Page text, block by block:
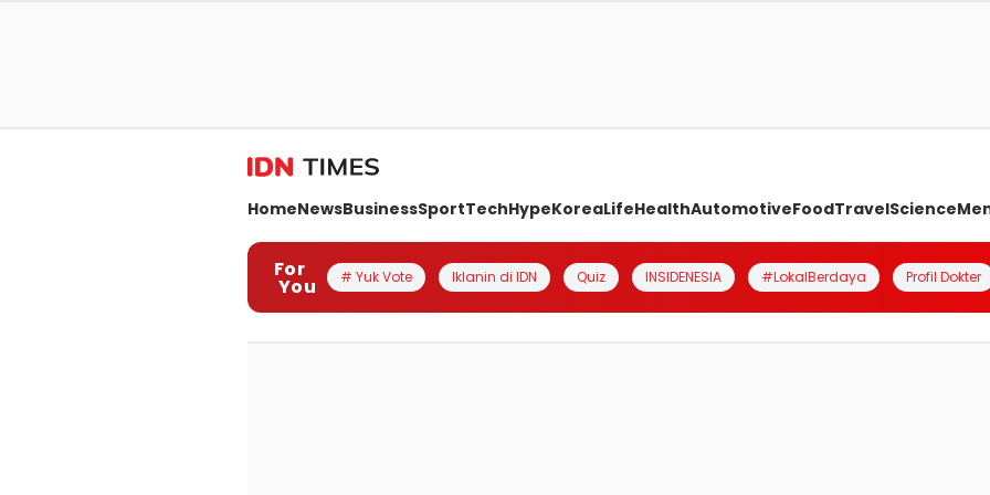
HomeNewsBusinessSportTechHypeKoreaLifeHealthAutomotiveFoodTravelScience
For
You # Yuk Vote Iklanin di IDN Quiz INSIDENESIA #LokalBerdaya Profil Dokter